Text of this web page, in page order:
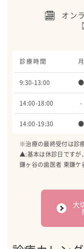
オン
診療時間 月
9:30-13:00 ●
14:00-18:00 -
14:00-19:30 ●
※治療の最終受付は診
▲:基本は休診日ですが
鎌ヶ谷の歯医者 東鎌ケ
大